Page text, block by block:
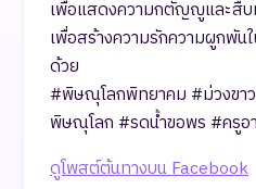
เพื่อแสดงความกตัญญูและสื
เพื่อสร้างความรักความผูกพัน
ด้วย
#พิษณุโลกพิทยาคม #ม่วงขา
พิษณุโลก #รดน้ำขอพร #ครูอ
ดูโพสต์ต้นทางบน Facebook